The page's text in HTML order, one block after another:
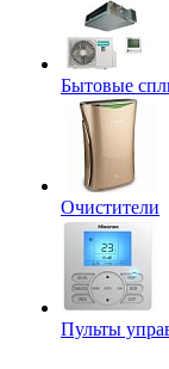
Бытовые
Очистители
Пульты